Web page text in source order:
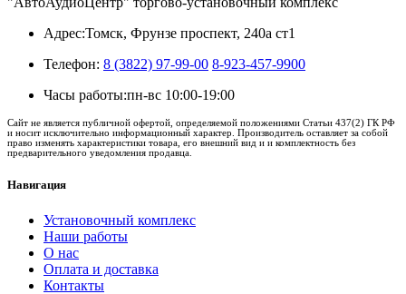
Адрес:Томск, Фрунзе проспект, 240а ст1
Телефон: 8 (3822) 97-99-00 8-923-457-9900
Часы работы:пн-вс 10:00-19:00
Сайт не является публичной офертой, определяемой положениями Статьи 437(2) ГК РФ
и носит исключительно информационный характер. Производитель оставляет за собой
право изменять характеристики товара, его внешний вид и и комплектность без
предварительного уведомления продавца.
Навигация
Установочный комплекс
Наши работы
О нас
Оплата и доставка
Контакты